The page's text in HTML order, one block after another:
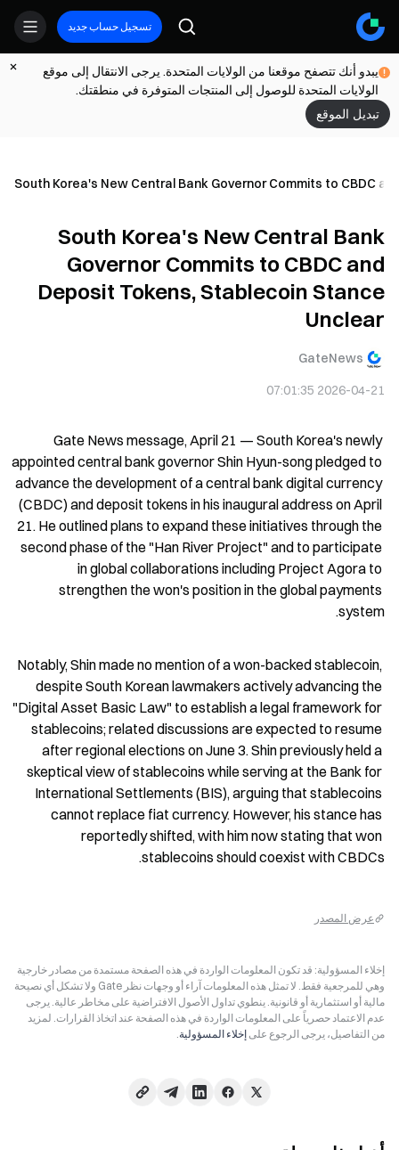
تسجيل حساب جديد
يبدو أنك تتصفح موقعنا من الولايات المتحدة. يرجى الانتقال إلى موقع
الولايات المتحدة للوصول إلى المنتجات المتوفرة في منطقتك.
تبديل الموقع
South Korea's New Central Bank Governor Commits to CBDC
South Korea's New Central Bank
Governor Commits to CBDC and
Deposit Tokens, Stablecoin Stance
Unclear
GateNews
2026-04-21 07:01:35
Gate News message, April 21 — South Korea's newly
appointed central bank governor Shin Hyun-song pledged to
advance the development of a central bank digital currency
(CBDC) and deposit tokens in his inaugural address on April
21. He outlined plans to expand these initiatives through the
second phase of the "Han River Project" and to participate
in global collaborations including Project Agora to
strengthen the won's position in the global payments
system.
Notably, Shin made no mention of a won-backed stablecoin,
despite South Korean lawmakers actively advancing the
"Digital Asset Basic Law" to establish a legal framework for
stablecoins; related discussions are expected to resume
after regional elections on June 3. Shin previously held a
skeptical view of stablecoins while serving at the Bank for
International Settlements (BIS), arguing that stablecoins
cannot replace fiat currency. However, his stance has
reportedly shifted, with him now stating that won
stablecoins should coexist with CBDCs.
عرض المصدر
إخلاء المسؤولية: قد تكون المعلومات الواردة في هذه الصفحة مستمدة من مصادر خارجية
وهي للمرجعية فقط. لا تمثل هذه المعلومات آراء أو وجهات نظر Gate ولا تشكل أي نصيحة
مالية أو استثمارية أو قانونية. ينطوي تداول الأصول الافتراضية على مخاطر عالية. يرجى
عدم الاعتماد حصرياً على المعلومات الواردة في هذه الصفحة عند اتخاذ القرارات. لمزيد
من التفاصيل، يرجى الرجوع على إخلاء المسؤولية.